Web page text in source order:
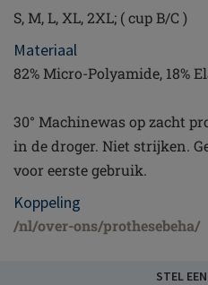
S, M, L, XL, 2XL; ( cup B/C )
Materiaal
82% Micro-Polyamide, 18%
30° Machinewas op zacht
in de droger. Niet strijken.
voor eerste gebruik.
Koppeling
/nl/over-ons/prothesebeha/
STEL